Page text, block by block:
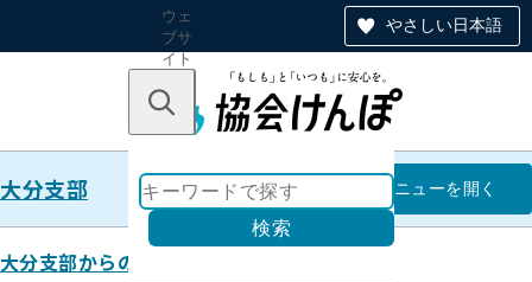
やさしい日本語
ウェ
ブサ
イト
のナ
ン
キーワードで探す
検索
大分支部 大分支部
メニューを開く
大分支部からのお知らせ